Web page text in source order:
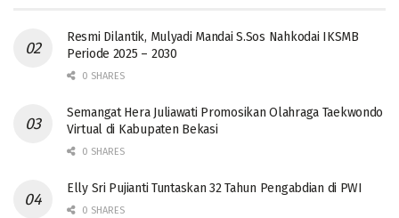
Resmi Dilantik, Mulyadi Mandai S.Sos Nahkodai IKSMB
Periode 2025 – 2030
0 SHARES
Semangat Hera Juliawati Promosikan Olahraga Taekwondo
Virtual di Kabupaten Bekasi
0 SHARES
Elly Sri Pujianti Tuntaskan 32 Tahun Pengabdian di PWI
0 SHARES